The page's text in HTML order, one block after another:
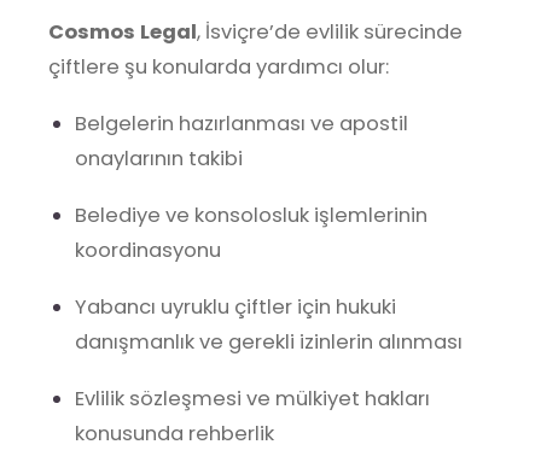
Cosmos Legal, İsviçre’de evlilik sürecinde
çiftlere şu konularda yardımcı olur:
Belgelerin hazırlanması ve apostil
onaylarının takibi
Belediye ve konsolosluk işlemlerinin
koordinasyonu
Yabancı uyruklu çiftler için hukuki
danışmanlık ve gerekli izinlerin alınması
Evlilik sözleşmesi ve mülkiyet hakları
konusunda rehberlik